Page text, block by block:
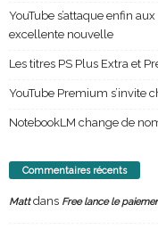
YouTube s’attaque enfin
excellente nouvelle
Les titres PS Plus Extra et
YouTube Premium s’invite
NotebookLM change de
Commentaires récents
Mattdans Free lance le